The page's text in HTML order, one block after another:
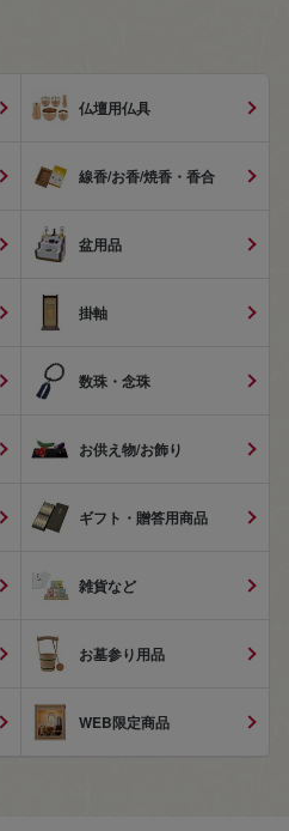
仏壇用仏具
線香/お香/焼香・香合
盆用品
掛軸
数珠・念珠
お供え物/お飾り
ギフト・贈答用商品
雑貨など
お墓参り用品
WEB限定商品